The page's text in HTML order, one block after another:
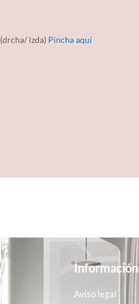
izda) Pincha aquí
Información
Aviso legal